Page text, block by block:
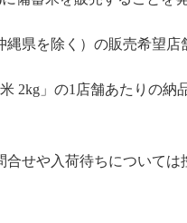
県を除く）の販売希望
2kg」の1店舗あたりの納
せや入荷待ちについて